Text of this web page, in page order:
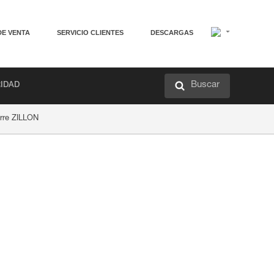
VENTA SERVICIO CLIENTES DESCARGAS
Buscar
ZILLON